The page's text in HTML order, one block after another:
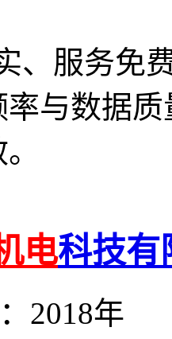
、服务免
率与数据
电科技有
2018年